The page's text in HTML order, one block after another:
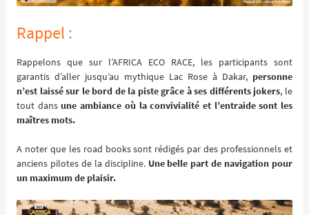
Rappel :
Rappelons que sur l’AFRICA ECO RACE, les participants sont
garantis d’aller jusqu’au mythique Lac Rose à Dakar, personne
n’est laissé sur le bord de la piste grâce à ses différents jokers, le
tout dansune ambiance où la convivialité et l’entraide sont les
maîtres mots.
A noter que les road books sont rédigés par des professionnels et
anciens pilotes de la discipline. Une belle part de navigation pour
un maximum de plaisir.